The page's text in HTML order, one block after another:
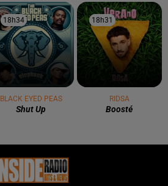
18h34
18h34
BLACK EYED PEAS
Shut Up
18h31
18h31
RIDSA
Boosté